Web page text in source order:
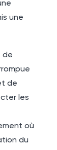
une
de
de
les
où
du